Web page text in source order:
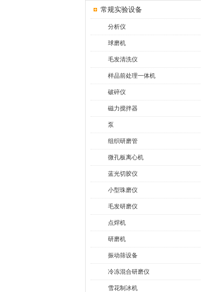
常规实验设备
分析仪
球磨机
毛发清洗仪
样品前处理一体机
破碎仪
磁力搅拌器
泵
组织研磨管
微孔板离心机
蓝光切胶仪
小型珠磨仪
毛发研磨仪
点焊机
研磨机
振动筛设备
冷冻混合研磨仪
雪花制冰机